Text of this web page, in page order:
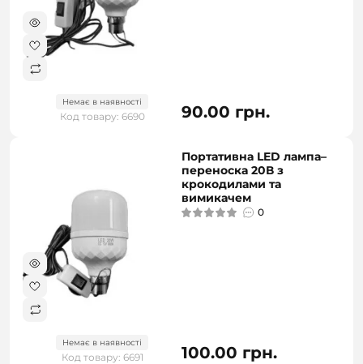
Немає в наявності
Код товару: 6690 90.00 грн.
Немає в наявності
Код товару: 6691
Портативна LED лампа–
переноска 20В з
крокодилами та
вимикачем
0
100.00 грн.